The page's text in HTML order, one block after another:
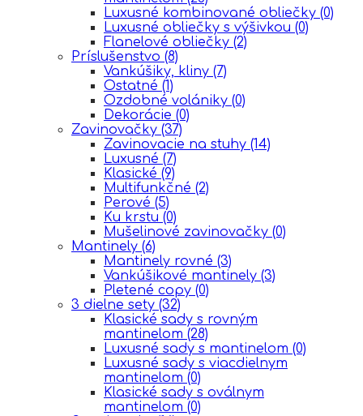
Luxusné kombinované obliečky (0)
Luxusné obliečky s výšivkou (0)
Flanelové obliečky (2)
Príslušenstvo (8)
Vankúšiky, kliny (7)
Ostatné (1)
Ozdobné volániky (0)
Dekorácie (0)
Zavinovačky (37)
Zavinovacie na stuhy (14)
Luxusné (7)
Klasické (9)
Multifunkčné (2)
Perové (5)
Ku krstu (0)
Mušelinové zavinovačky (0)
Mantinely (6)
Mantinely rovné (3)
Vankúšikové mantinely (3)
Pletené copy (0)
3 dielne sety (32)
Klasické sady s rovným
mantinelom (28)
Luxusné sady s mantinelom (0)
Luxusné sady s viacdielnym
mantinelom (0)
Klasické sady s oválnym
mantinelom (0)